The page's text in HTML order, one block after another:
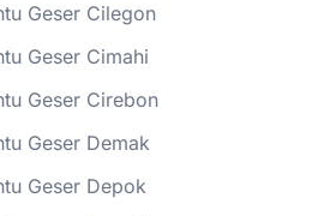
Geser Cilegon
Geser Cimahi
Geser Cirebon
Geser Demak
Geser Depok